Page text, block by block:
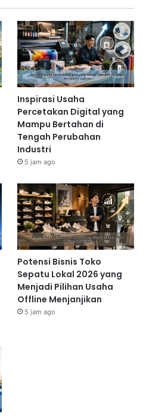
Inspirasi Usaha
Percetakan Digital yang
Mampu Bertahan di
Tengah Perubahan
Industri
5 jam ago
Potensi Bisnis Toko
Sepatu Lokal 2026 yang
Menjadi Pilihan Usaha
Offline Menjanjikan
5 jam ago